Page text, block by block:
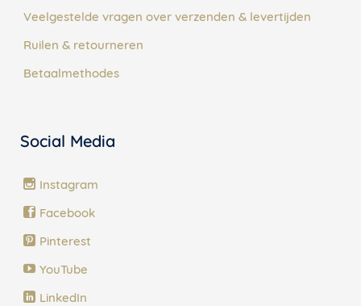
Veelgestelde vragen over verzenden & levertijden
Ruilen & retourneren
Betaalmethodes
Social Media
Instagram
Facebook
Pinterest
YouTube
LinkedIn